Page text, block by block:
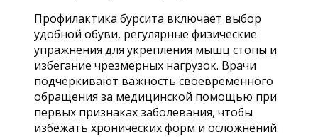
Профилактика бурсита включает выбор
удобной обуви, регулярные физические
упражнения для укрепления мышц стопы и
избегание чрезмерных нагрузок. Врачи
подчеркивают важность своевременного
обращения за медицинской помощью при
первых признаках заболевания, чтобы
избежать хронических форм и осложнений.